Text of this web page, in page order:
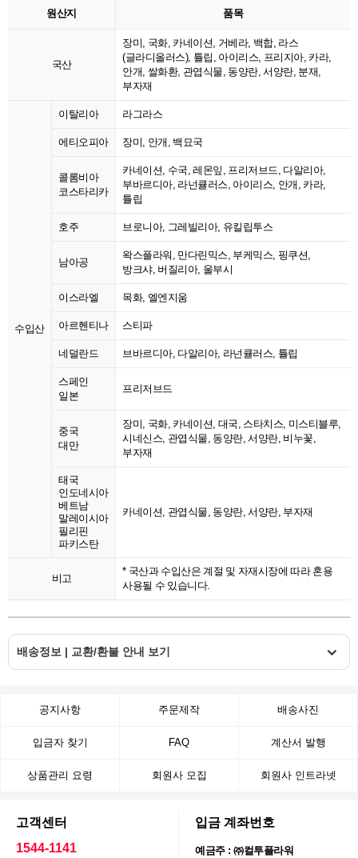
원산지 품목
국산
장미, 국화, 카네이션, 거베라, 백합, 라스
(글라디올러스), 튤립, 아이리스, 프리지아, 카라,
안개, 쌀화환, 관엽식물, 동양란, 서양란, 분재,
부자재
수입산
이탈리아 라그라스
에티오피아 장미, 안개, 백묘국
콜롬비아
코스타리카
카네이션, 수국, 레몬잎, 프리저브드, 다알리아,
부바르디아, 라넌큘러스, 아이리스, 안개, 카라,
튤립
호주 브로니아, 그레빌리아, 유킬립투스
남아공
왁스플라워, 만다린믹스, 부케믹스, 핑쿠션,
방크샤, 버질리아, 울부시
이스라엘 목화, 엘엔지움
아르헨티나 스티파
네덜란드 브바르디아, 다알리아, 라넌큘러스, 튤립
스페인
일본
프리저브드
중국
대만
장미, 국화, 카네이션, 대국, 스타치스, 미스티블루,
시네신스, 관엽식물, 동양란, 서양란, 비누꽃,
부자재
태국
인도네시아
베트남
말레이시아
필리핀
파키스탄
카네이션, 관엽식물, 동양란, 서양란, 부자재
비고
* 국산과 수입산은 계절 및 자재시장에 따라 혼용
사용될 수 있습니다.
배송정보 | 교환/환불 안내 보기
공지사항 주문제작 배송사진
입금자 찾기 FAQ 계산서 발행
상품관리 요령 회원사 모집 회원사 인트라넷
고객센터
1544-1141
입금 계좌번호
예금주 : ㈜컬투플라워